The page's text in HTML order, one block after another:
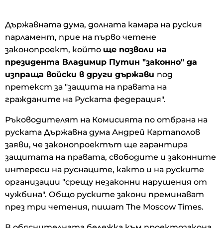
Държавната дума, долната камара на руския
парламент, прие на първо четене
законопроект, който ще позволи на
президента Владимир Путин "законно" да
изпраща войски в други държави под
претекст за "защита на правата на
гражданите на Руската федерация".
Ръководителят на Комисията по отбрана на
руската Държавна дума Андрей Картаполов
заяви, че законопроектът ще гарантира
защитата на правата, свободите и законните
интереси на руснаците, както и на руските
организации "срещу незаконни нарушения от
чужбина". Общо руските закони преминават
през три четения, пишат The Moscow Times.